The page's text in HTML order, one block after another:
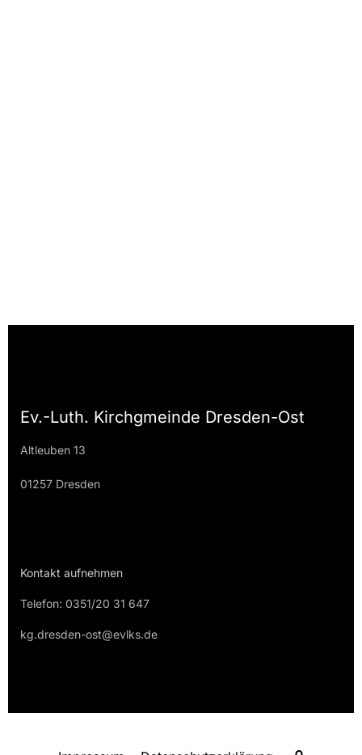
Ev.-Luth. Kirchgmeinde Dresden-Ost
Altleuben 13
01257 Dresden
Kontakt aufnehmen
Telefon: 0351/20 31 647
kg.dresden-ost@evlks.de